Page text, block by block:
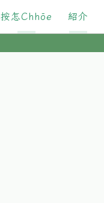
按怎Chhōe 紹介